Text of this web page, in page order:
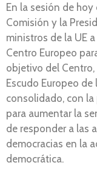
En la sesión de
Comisión y la
ministros de la UE
Centro Europeo
objetivo del
Escudo Europeo
consolidado, con
para aumentar la
de responder a las
democracias en la
democrática.